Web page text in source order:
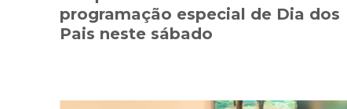
programação especial de Dia dos
Pais neste sábado